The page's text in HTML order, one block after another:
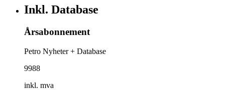
Inkl. Database
Årsabonnement
Petro Nyheter + Database
9988
inkl. mva